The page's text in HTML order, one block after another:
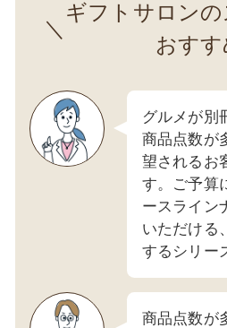
ギフトサロン
おすす
グルメが別
商品点数が
望されるお
す。ご予算
ースライン
いただける
するシリー
商品点数が